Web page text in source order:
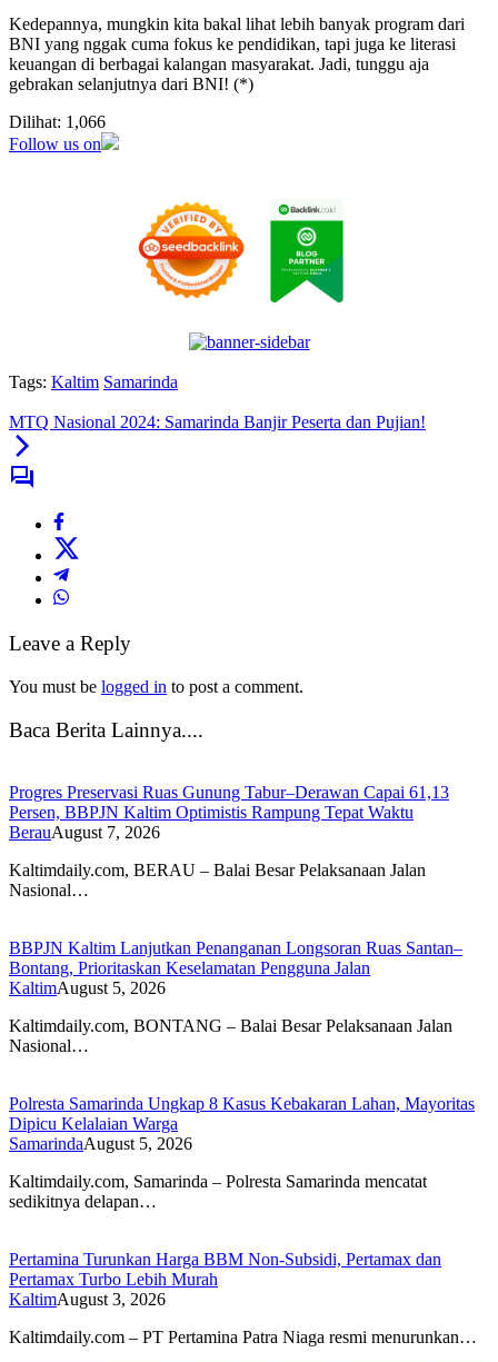
Kedepannya, mungkin kita bakal lihat lebih banyak program dari
BNI yang nggak cuma fokus ke pendidikan, tapi juga ke literasi
keuangan di berbagai kalangan masyarakat. Jadi, tunggu aja
gebrakan selanjutnya dari BNI! (*)
Dilihat: 1,066
Follow us on
Tags: Kaltim Samarinda
MTQ Nasional 2024: Samarinda Banjir Peserta dan Pujian!
Leave a Reply
You must be logged in to post a comment.
Baca Berita Lainnya....
Progres Preservasi Ruas Gunung Tabur–Derawan Capai 61,13
Persen, BBPJN Kaltim Optimistis Rampung Tepat Waktu
BerauAugust 7, 2026
Kaltimdaily.com, BERAU – Balai Besar Pelaksanaan Jalan
Nasional…
BBPJN Kaltim Lanjutkan Penanganan Longsoran Ruas Santan–
Bontang, Prioritaskan Keselamatan Pengguna Jalan
KaltimAugust 5, 2026
Kaltimdaily.com, BONTANG – Balai Besar Pelaksanaan Jalan
Nasional…
Polresta Samarinda Ungkap 8 Kasus Kebakaran Lahan, Mayoritas
Dipicu Kelalaian Warga
SamarindaAugust 5, 2026
Kaltimdaily.com, Samarinda – Polresta Samarinda mencatat
sedikitnya delapan…
Pertamina Turunkan Harga BBM Non-Subsidi, Pertamax dan
Pertamax Turbo Lebih Murah
KaltimAugust 3, 2026
Kaltimdaily.com – PT Pertamina Patra Niaga resmi menurunkan…